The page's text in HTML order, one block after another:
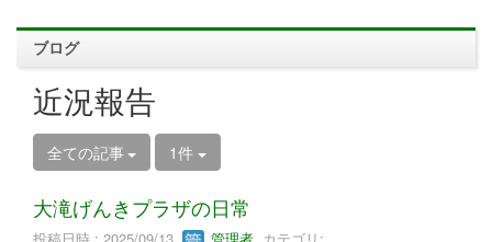
ブログ
近況報告
全ての記事 1件
大滝げんきプラザの日常